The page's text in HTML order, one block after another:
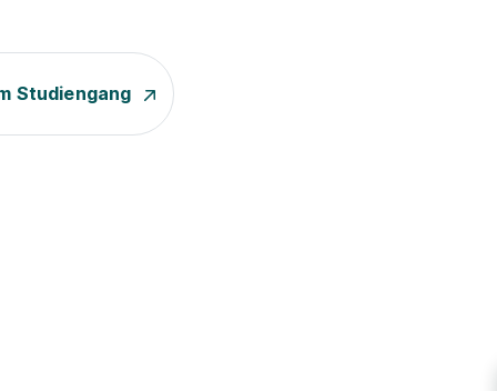
Studiengang